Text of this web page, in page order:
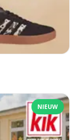
NIEUW